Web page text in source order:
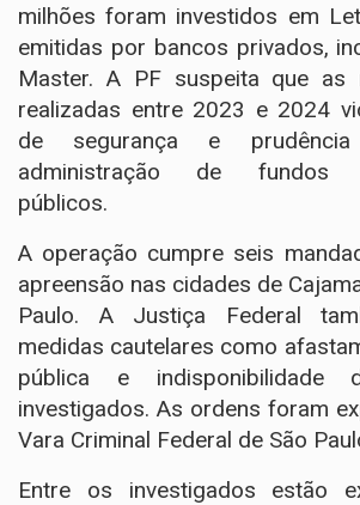
milhões foram investidos em
emitidas por bancos privados,
Master. A PF suspeita que as
realizadas entre 2023 e 2024
de segurança e
administração de fundos
públicos.
A operação cumpre seis
apreensão nas cidades de
Paulo. A Justiça Federal
medidas cautelares como
pública e
investigados. As ordens foram
Vara Criminal Federal de São
Entre os investigados estão